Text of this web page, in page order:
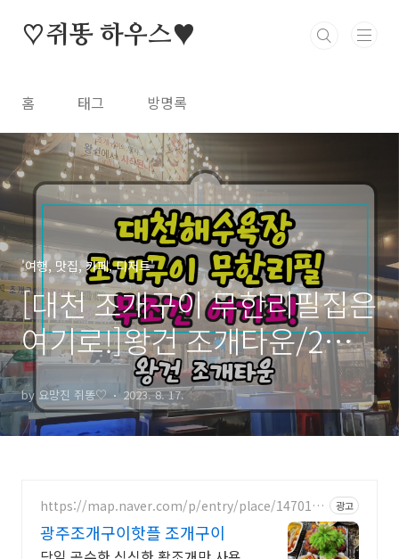
♡쥐똥 하우스♥
홈 태그 방명록
'여행, 맛집, 카페, 디저트'
[대천 조개구이 무한리필집은
여기로!]왕건 조개타운/2인
70,000원 무한으로 즐기기!
by 요망진 쥐똥♡ 2023. 8. 17.
https://map.naver.com/p/entry/place/1470160
광고
광주조개구이핫플 조개구이